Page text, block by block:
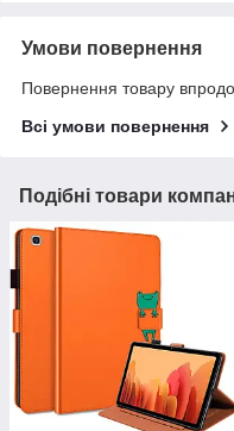
Умови повернення
Повернення товару
Всі умови повернення
Подібні товари